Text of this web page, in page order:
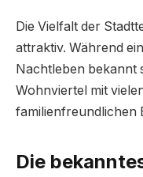
Die Vielfalt der
attraktiv. Während
Nachtleben bekannt
Wohnviertel mit
familienfreundlichen
Die